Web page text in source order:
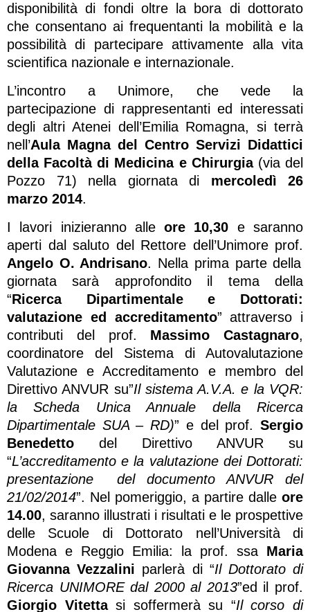
disponibilità di fondi oltre la bora di dottorato
che consentano ai frequentanti la mobilità e la
possibilità di partecipare attivamente alla vita
scientifica nazionale e internazionale.
L’incontro a Unimore, che vede la
partecipazione di rappresentanti ed interessati
degli altri Atenei dell’Emilia Romagna, si terrà
nell’Aula Magna del Centro Servizi Didattici
della Facoltà di Medicina e Chirurgia (via del
Pozzo 71) nella giornata di mercoledì 26
marzo 2014.
I lavori inizieranno alleore 10,30 e saranno
aperti dal saluto del Rettore dell’Unimore prof.
Angelo O. Andrisano. Nella prima parte della
giornata sarà approfondito il tema della
“Ricerca Dipartimentale e Dottorati:
valutazione ed accreditamento” attraverso i
contributi del prof. Massimo Castagnaro,
coordinatore del Sistema di Autovalutazione
Valutazione e Accreditamento e membro del
Direttivo ANVUR su”Il sistema A.V.A. e la VQR:
la Scheda Unica Annuale della Ricerca
Dipartimentale SUA – RD)” e del prof.Sergio
Benedetto del Direttivo ANVUR su
“L’accreditamento e la valutazione dei Dottorati:
presentazione del documento ANVUR del
21/02/2014”. Nel pomeriggio, a partire dalle ore
14.00, saranno illustrati i risultati e le prospettive
delle Scuole di Dottorato nell’Università di
Modena e Reggio Emilia: la prof. ssa Maria
Giovanna Vezzalini parlerà di “Il Dottorato di
Ricerca UNIMORE dal 2000 al 2013”ed il prof.
Giorgio Vitettasi soffermerà su “Il corso di